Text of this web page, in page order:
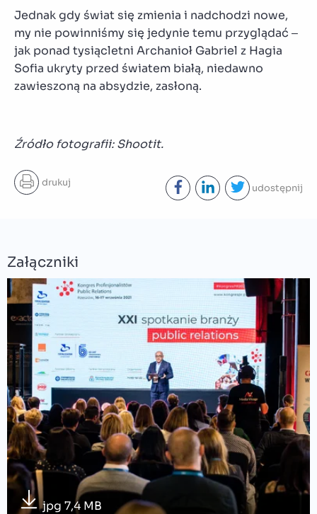
Jednak gdy świat się zmienia i nadchodzi nowe,
my nie powinniśmy się jedynie temu przyglądać –
jak ponad tysiącletni Archanioł Gabriel z Hagia
Sofia ukryty przed światem białą, niedawno
zawieszoną na absydzie, zasłoną.
Źródło fotografii: Shootit.
drukuj udostępnij
Załączniki
jpg 7,4 MB